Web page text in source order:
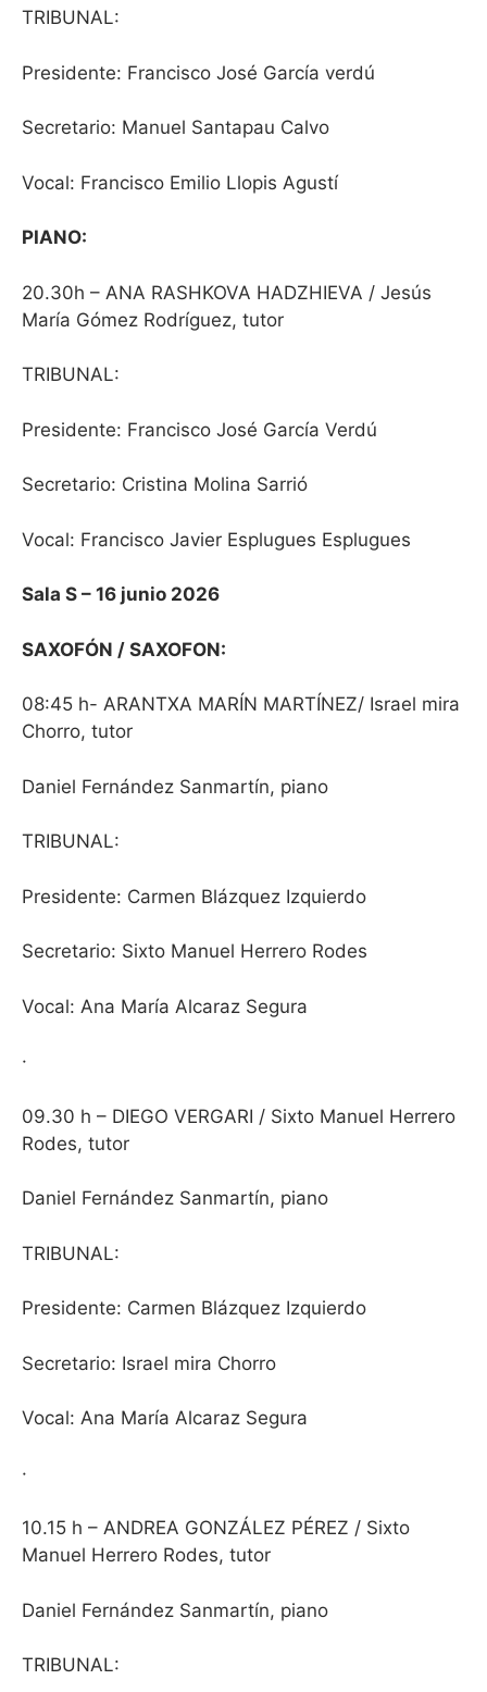
TRIBUNAL:
Presidente: Francisco José García verdú
Secretario: Manuel Santapau Calvo
Vocal: Francisco Emilio Llopis Agustí
PIANO:
20.30h – ANA RASHKOVA HADZHIEVA / Jesús
María Gómez Rodríguez, tutor
TRIBUNAL:
Presidente: Francisco José García Verdú
Secretario: Cristina Molina Sarrió
Vocal: Francisco Javier Esplugues Esplugues
Sala S – 16 junio 2026
SAXOFÓN / SAXOFON:
08:45 h- ARANTXA MARÍN MARTÍNEZ/ Israel mira
Chorro, tutor
Daniel Fernández Sanmartín, piano
TRIBUNAL:
Presidente: Carmen Blázquez Izquierdo
Secretario: Sixto Manuel Herrero Rodes
Vocal: Ana María Alcaraz Segura
·
09.30 h – DIEGO VERGARI / Sixto Manuel Herrero
Rodes, tutor
Daniel Fernández Sanmartín, piano
TRIBUNAL:
Presidente: Carmen Blázquez Izquierdo
Secretario: Israel mira Chorro
Vocal: Ana María Alcaraz Segura
·
10.15 h – ANDREA GONZÁLEZ PÉREZ / Sixto
Manuel Herrero Rodes, tutor
Daniel Fernández Sanmartín, piano
TRIBUNAL: